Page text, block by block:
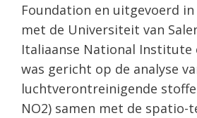
Foundation en uitgevoerd
met de Universiteit van
Italiaanse National Institute
was gericht op de analyse
luchtverontreinigende
NO2) samen met de spatio-